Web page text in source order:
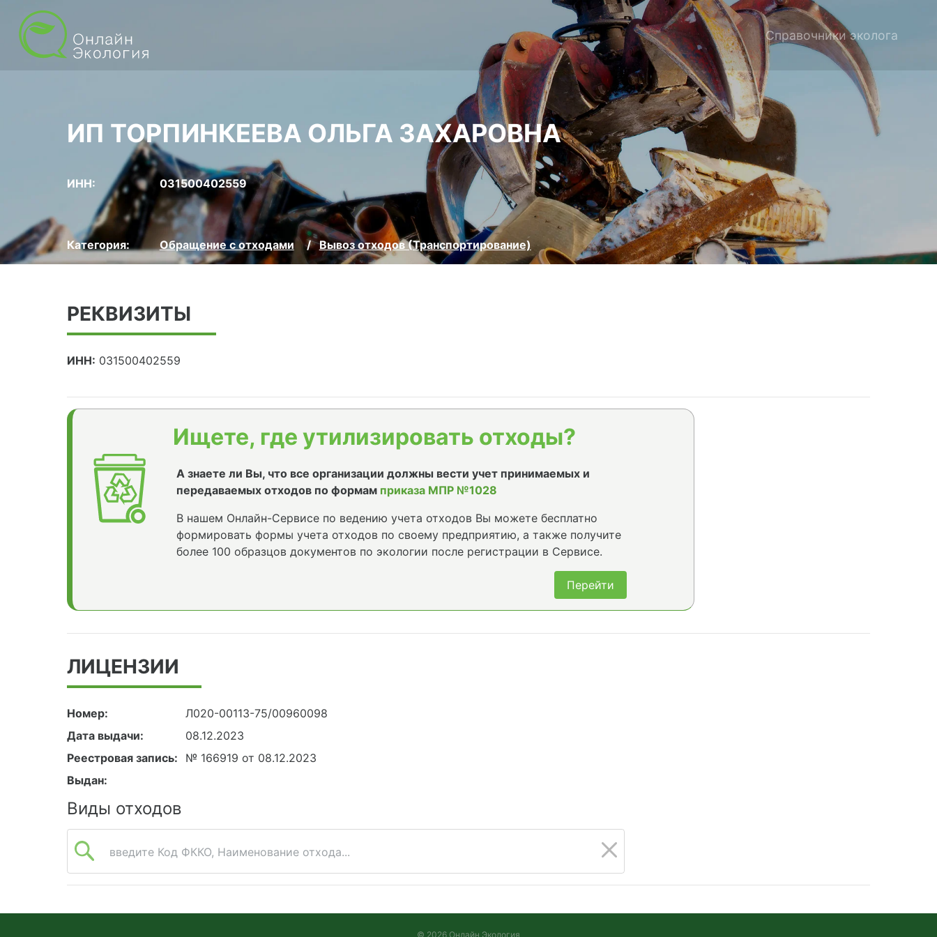
Справочники эколога
ИП ТОРПИНКЕЕВА ОЛЬГА ЗАХАРОВНА
ИНН: 031500402559
Категория: Обращение с отходами Вывоз отходов (Транспортирование)
РЕКВИЗИТЫ
ИНН: 031500402559
Ищете, где утилизировать отходы?
А знаете ли Вы, что все организации должны вести учет принимаемых и
передаваемых отходов по формам приказа МПР №1028
В нашем Онлайн-Сервисе по ведению учета отходов Вы можете бесплатно
формировать формы учета отходов по своему предприятию, а также получите
более 100 образцов документов по экологии после регистрации в Сервисе.
Перейти
ЛИЦЕНЗИИ
Номер:
Л020-00113-75/00960098
Дата выдачи:
08.12.2023
Реестровая запись:
№ 166919 от 08.12.2023
Выдан:
Виды отходов
введите Код ФККО, Наименование отхода...
© 2026 Онлайн Экология